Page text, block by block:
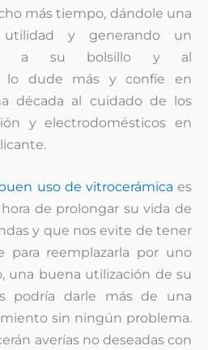
más tiempo, dándole una
y generando un
a su bolsillo y al
lo dude más y confíe en
década al cuidado de los
y electrodomésticos en
buen uso de vitrocerámica es
de prolongar su vida de
y que nos evite de tener
para reemplazarla por uno
una buena utilización de su
podría darle más de una
sin ningún problema.
averías no deseadas con